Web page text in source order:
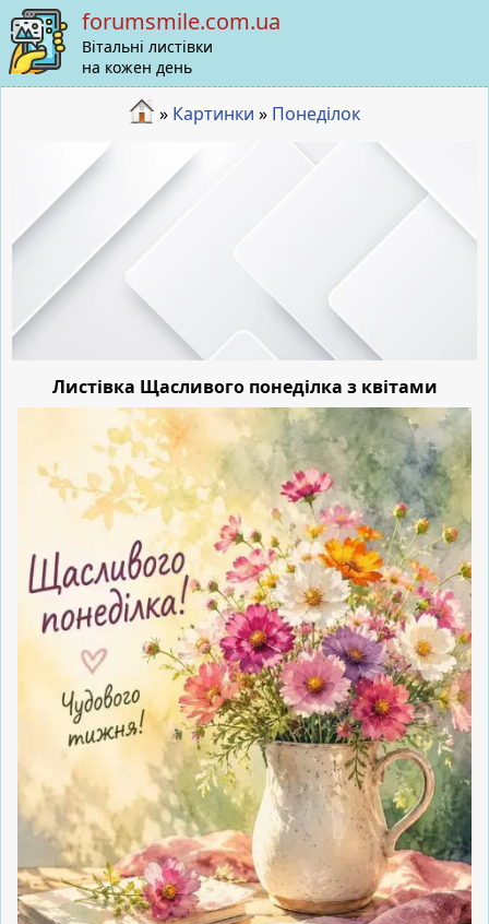
forumsmile.com.ua
Вітальні листівки
на кожен день
» Картинки » Понеділок
Листівка Щасливого понеділка з квітами